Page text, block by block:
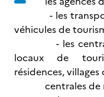
- les
véhicules de
- les centrales
locaux de
résidences, villages
centrales de